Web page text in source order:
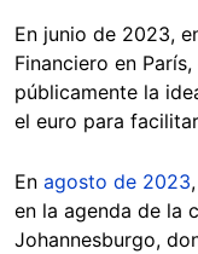
En junio de 2023,
Financiero en
públicamente la
el euro para
En agosto de 2023
en la agenda de la
Johannesburgo,